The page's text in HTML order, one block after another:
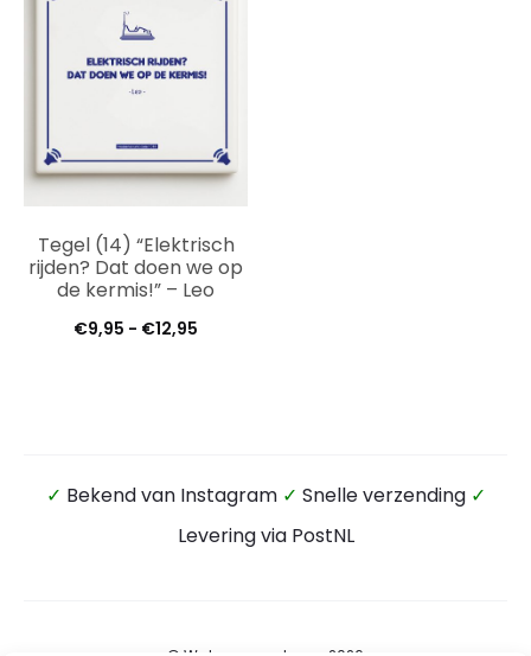
Tegel (14) “Elektrisch
rijden? Dat doen we op
de kermis!” – Leo
€9,95 - €12,95
✓ Bekend van Instagram ✓ Snelle verzending ✓
Levering via PostNL